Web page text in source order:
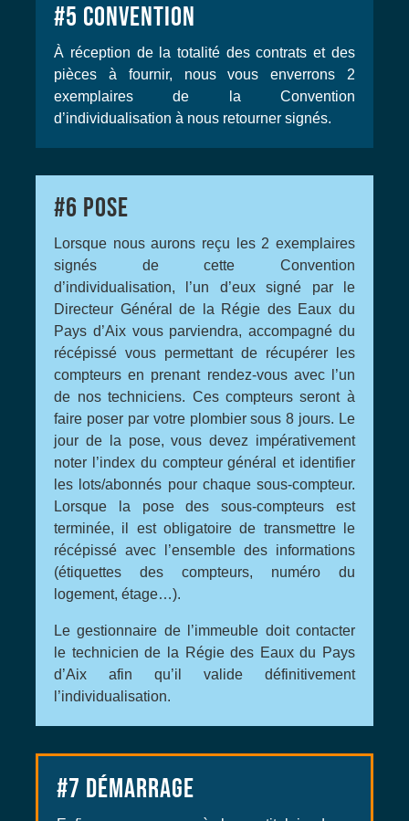
#5 CONVENTION
À réception de la totalité des contrats et des
pièces à fournir, nous vous enverrons 2
exemplaires de la Convention
d’individualisation à nous retourner signés.
#6 POSE
Lorsque nous aurons reçu les 2 exemplaires
signés de cette Convention
d’individualisation, l’un d’eux signé par le
Directeur Général de la Régie des Eaux du
Pays d’Aix vous parviendra, accompagné du
récépissé vous permettant de récupérer les
compteurs en prenant rendez-vous avec l’un
de nos techniciens. Ces compteurs seront à
faire poser par votre plombier sous 8 jours. Le
jour de la pose, vous devez impérativement
noter l’index du compteur général et identifier
les lots/abonnés pour chaque sous-compteur.
Lorsque la pose des sous-compteurs est
terminée, il est obligatoire de transmettre le
récépissé avec l’ensemble des informations
(étiquettes des compteurs, numéro du
logement, étage…).
Le gestionnaire de l’immeuble doit contacter
le technicien de la Régie des Eaux du Pays
d’Aix afin qu’il valide définitivement
l’individualisation.
#7 DÉMARRAGE